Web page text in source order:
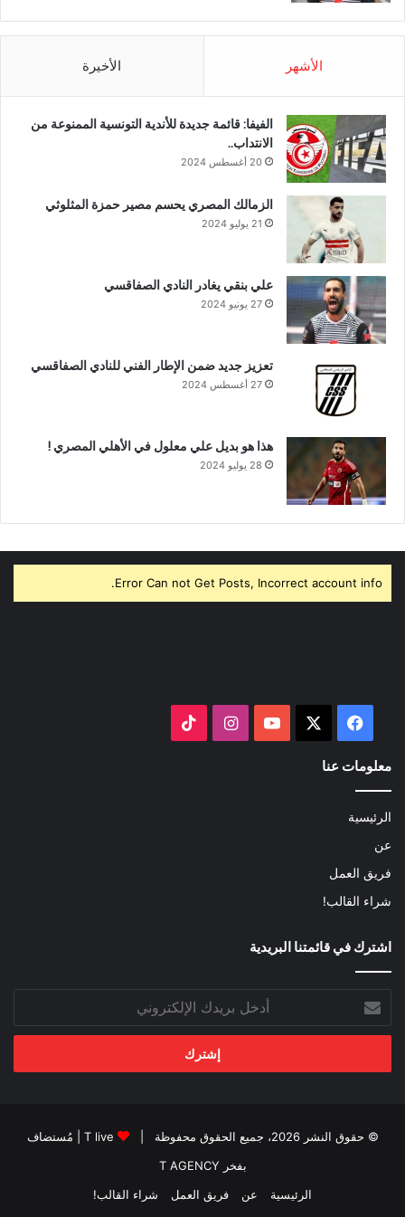
الأشهر الأخيرة
الفيفا: قائمة جديدة للأندية التونسية الممنوعة من
الانتداب..
20 أغسطس 2024
الزمالك المصري يحسم مصير حمزة المثلوثي
21 يوليو 2024
علي بنقي يغادر النادي الصفاقسي
27 يونيو 2024
تعزيز جديد ضمن الإطار الفني للنادي الصفاقسي
27 أغسطس 2024
هذا هو بديل علي معلول في الأهلي المصري !
28 يوليو 2024
Error Can not Get Posts, Incorrect account info.
فيسبوك ‫YouTubeانستقرام
معلومات عنا
الرئيسية
عن
فريق العمل
شراء القالب!
اشترك في قائمتنا البريدية
بريدك
الإلكتروني
© حقوق النشر 2026، جميع الحقوق محفوظة | T live | مُستضاف
بفخر T AGENCY
الرئيسية
عن فريق العمل شراء القالب!